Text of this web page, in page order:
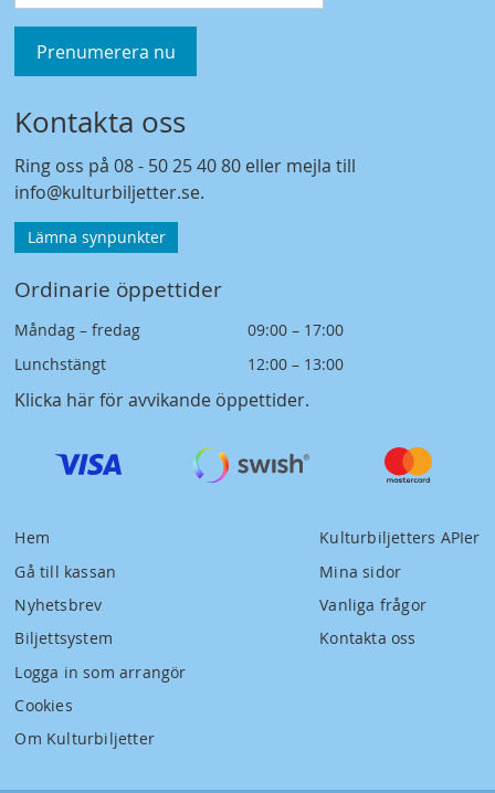
Prenumerera nu
Kontakta oss
Ring oss på08 - 50 25 40 80 eller mejla till
info@kulturbiljetter.se.
Lämna synpunkter
Ordinarie öppettider
Måndag – fredag
09:00 – 17:00
Lunchstängt
12:00 – 13:00
Klicka här för avvikande öppettider.
Hem
Gå till kassan
Nyhetsbrev
Biljettsystem
Logga in som arrangör
Cookies
Om Kulturbiljetter
Kulturbiljetters APIer
Mina sidor
Vanliga frågor
Kontakta oss